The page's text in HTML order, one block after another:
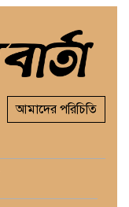
আমাদের পরিচিতি